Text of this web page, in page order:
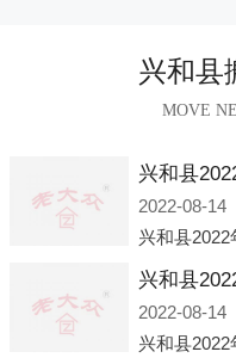
兴和县
MOVE
2022-08-14
2022-08-14